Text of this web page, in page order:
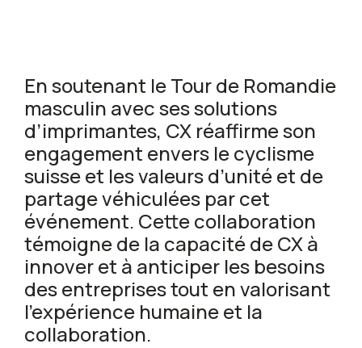
En soutenant le Tour de Romandie
masculin avec ses solutions
d’imprimantes, CX réaffirme son
engagement envers le cyclisme
suisse et les valeurs d’unité et de
partage véhiculées par cet
événement. Cette collaboration
témoigne de la capacité de CX à
innover et à anticiper les besoins
des entreprises tout en valorisant
l’expérience humaine et la
collaboration.